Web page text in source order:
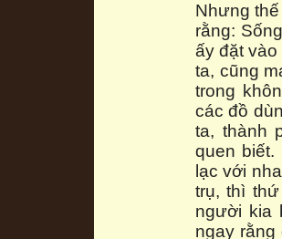
Nhưng
rằng:
ấy đặt vào
ta, cũng
trong
các đồ
ta, thành
quen
lạc với
trụ, thì
người kia
ngay